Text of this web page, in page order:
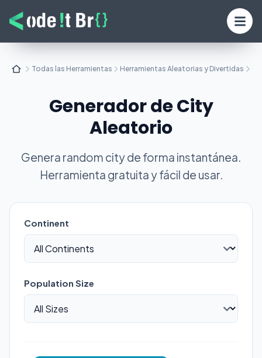
Todas las Herramientas Herramientas Aleatorias y Divertidas
Generador de City
Aleatorio
Genera random city de forma instantánea.
Herramienta gratuita y fácil de usar.
Continent
Population Size